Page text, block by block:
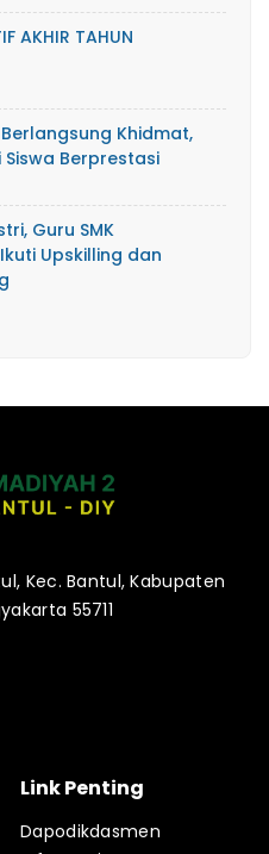
AKHIR TAHUN
Khidmat,
Berprestasi
Guru SMK
Upskilling dan
Kec. Bantul, Kabupaten
55711
Link Penting
Dapodikdasmen